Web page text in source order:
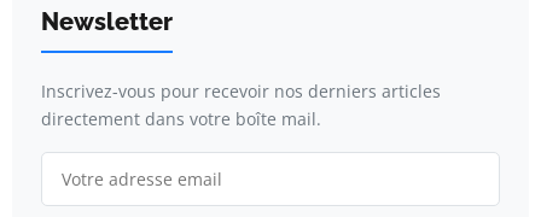
Newsletter
Inscrivez-vous pour recevoir nos derniers articles
directement dans votre boîte mail.